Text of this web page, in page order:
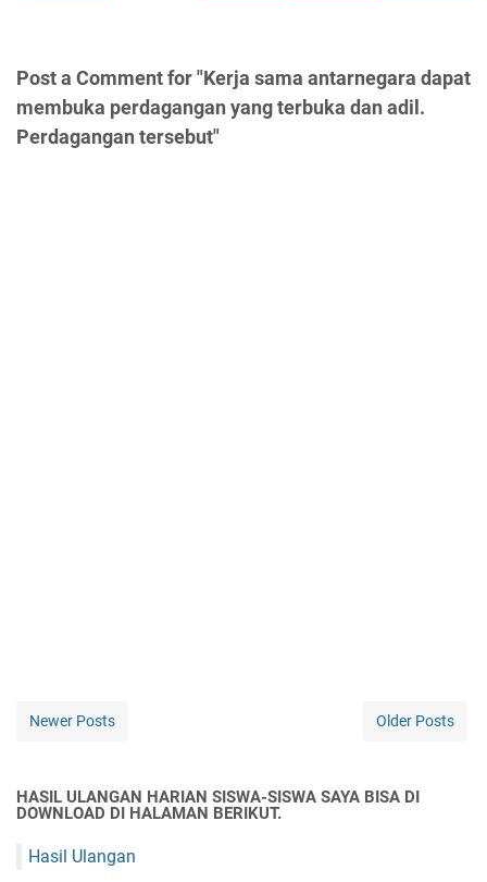
Post a Comment for "Kerja sama antarnegara dapat
membuka perdagangan yang terbuka dan adil.
Perdagangan tersebut"
Newer Posts Older Posts
HASIL ULANGAN HARIAN SISWA-SISWA SAYA BISA DI
DOWNLOAD DI HALAMAN BERIKUT.
Hasil Ulangan